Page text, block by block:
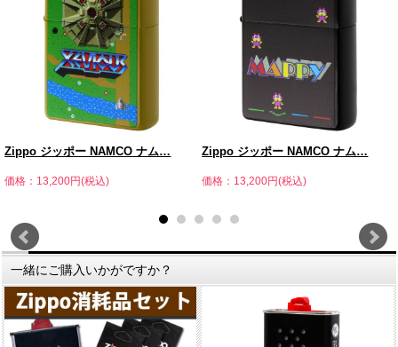
Zippo ジッポー NAMCO ナム…
価格：13,200円(税込)
Zippo ジッポー NAMCO ナム…
価格：13,200円(税込)
一緒にご購入いかがですか？